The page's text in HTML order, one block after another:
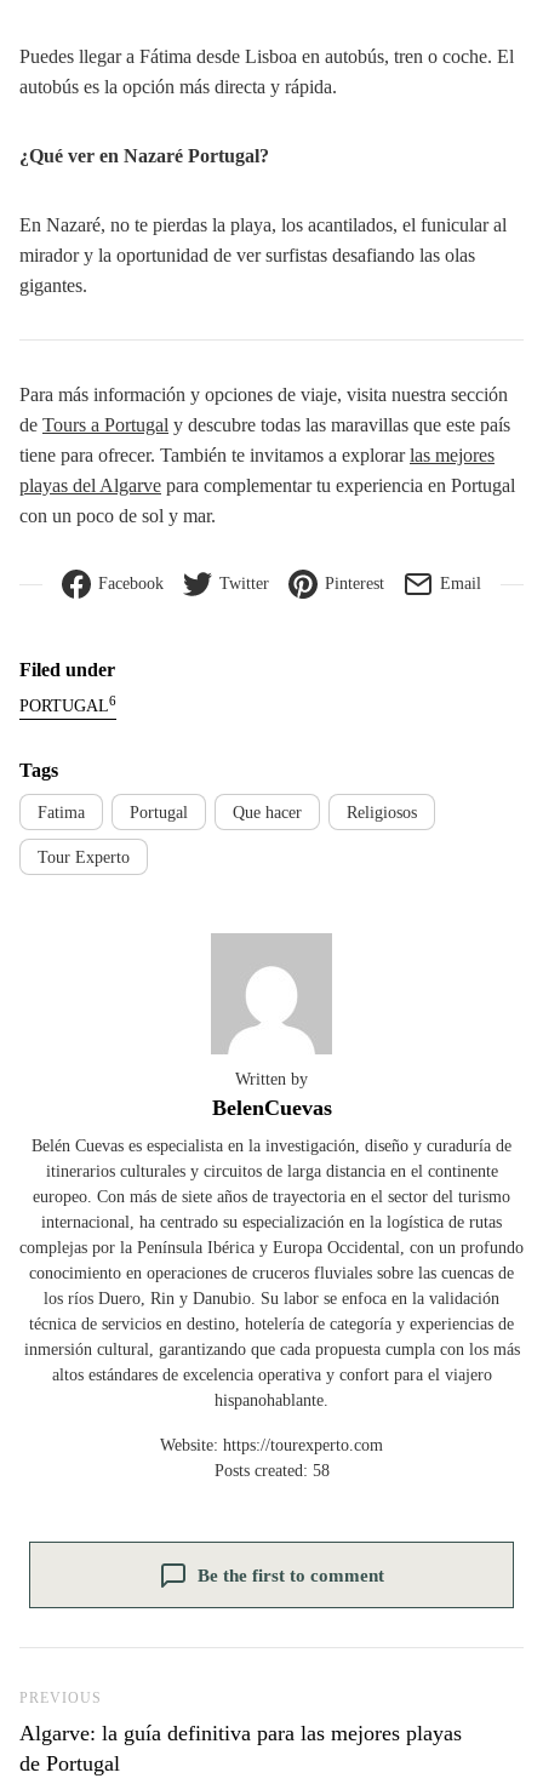
Puedes llegar a Fátima desde Lisboa en autobús, tren o coche. El
autobús es la opción más directa y rápida.
¿Qué ver en Nazaré Portugal?
En Nazaré, no te pierdas la playa, los acantilados, el funicular al
mirador y la oportunidad de ver surfistas desafiando las olas
gigantes.
Para más información y opciones de viaje, visita nuestra sección
de Tours a Portugal y descubre todas las maravillas que este país
tiene para ofrecer. También te invitamos a explorarlas mejores
playas del Algarve para complementar tu experiencia en Portugal
con un poco de sol y mar.
Facebook Twitter Pinterest Email
Filed under
PORTUGAL6
Tags
Fatima Portugal Que hacer Religiosos
Tour Experto
Written by
BelenCuevas
Belén Cuevas es especialista en la investigación, diseño y curaduría de
itinerarios culturales y circuitos de larga distancia en el continente
europeo. Con más de siete años de trayectoria en el sector del turismo
internacional, ha centrado su especialización en la logística de rutas
complejas por la Península Ibérica y Europa Occidental, con un profundo
conocimiento en operaciones de cruceros fluviales sobre las cuencas de
los ríos Duero, Rin y Danubio. Su labor se enfoca en la validación
técnica de servicios en destino, hotelería de categoría y experiencias de
inmersión cultural, garantizando que cada propuesta cumpla con los más
altos estándares de excelencia operativa y confort para el viajero
hispanohablante.
Website: https://tourexperto.com
Posts created: 58
Be the first to comment
Previous Post
PREVIOUS
Algarve: la guía definitiva para las mejores playas
de Portugal